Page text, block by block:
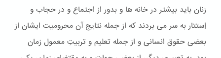
زنان باید بیشتر در خانه ها و بدور از اجتماع و در حجاب و
اِستتار به سر می بردند که از جمله نتایج آن محرومیت ایشان از
بعضی حقوق انسانی و از جمله تعلیم و تربیتِ معمول زمان